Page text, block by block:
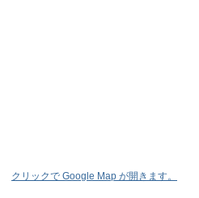
クリックで Google Map が開きます。